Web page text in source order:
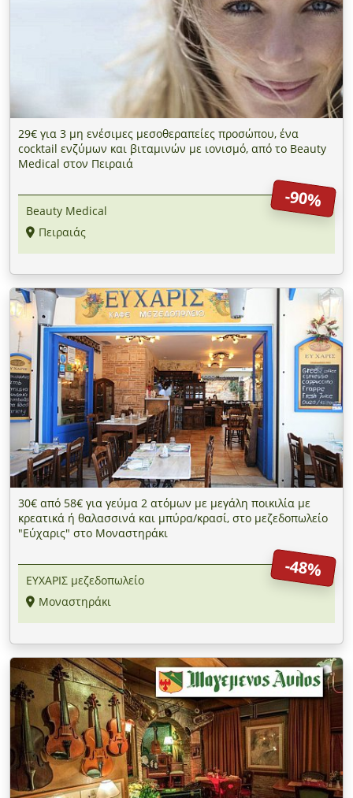
29€ για 3 μη ενέσιμες μεσοθεραπείες προσώπου, ένα
cocktail ενζύμων και βιταμινών με ιονισμό, από το Beauty
Medical στον Πειραιά
-90%
Beauty Medical
Πειραιάς
30€ από 58€ για γεύμα 2 ατόμων με μεγάλη ποικιλία με
κρεατικά ή θαλασσινά και μπύρα/κρασί, στο μεζεδοπωλείο
"Εύχαρις" στο Μοναστηράκι
-48%
ΕΥΧΑΡΙΣ μεζεδοπωλείο
Μοναστηράκι